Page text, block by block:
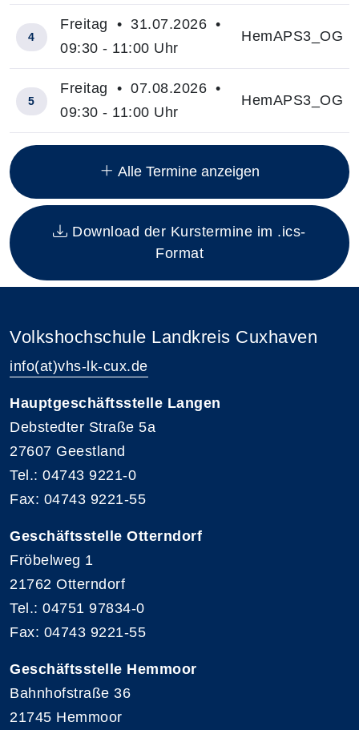
Insgesamt gibt es 12 Termine zum diesen Kurs
4
Freitag • 31.07.2026 •
09:30 - 11:00 Uhr
HemAPS3_OG
5
Freitag • 07.08.2026 •
09:30 - 11:00 Uhr
HemAPS3_OG
Alle Termine anzeigen
Download der Kurstermine im .ics-
Format
Volkshochschule Landkreis Cuxhaven
info(at)vhs-lk-cux.de
Hauptgeschäftsstelle Langen
Debstedter Straße 5a
27607 Geestland
Tel.: 04743 9221-0
Fax: 04743 9221-55
Geschäftsstelle Otterndorf
Fröbelweg 1
21762 Otterndorf
Tel.: 04751 97834-0
Fax: 04743 9221-55
Geschäftsstelle Hemmoor
Bahnhofstraße 36
21745 Hemmoor